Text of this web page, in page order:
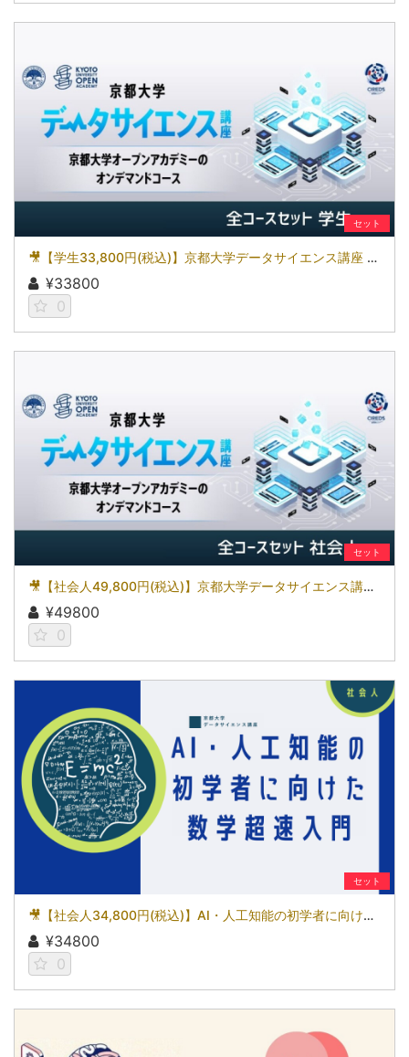
セット
🎥【学生33,800円(税込)】京都大学データサイエンス講座 全講座セット［京都大学データサイエンス講座］（2026）
¥33800
0
セット
🎥【社会人49,800円(税込)】京都大学データサイエンス講座 全講座セット［京都大学データサイエンス講座］（2026）
¥49800
0
セット
🎥【社会人34,800円(税込)】AI・人工知能の初学者に向けた数学超速入門［京都大学データサイエンス講座］
¥34800
0